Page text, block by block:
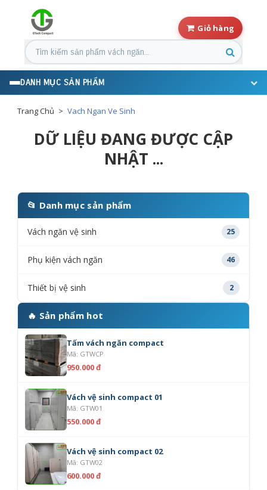
Giỏ hàng
Tìm kiếm sản phẩm
DANH MỤC SẢN PHẨM
Trang Chủ Vach Ngan Ve Sinh
DỮ LIỆU ĐANG ĐƯỢC CẬP
NHẬT ...
📂 Danh mục sản phẩm
Vách ngăn vệ sinh 25
Phụ kiện vách ngăn 46
Thiết bị vệ sinh 2
🔥 Sản phẩm hot
Tấm vách ngăn compact
Mã: GTWCP
950.000 đ
Vách vệ sinh compact 01
Mã: GTW01
550.000 đ
Vách vệ sinh compact 02
Mã: GTW02
600.000 đ